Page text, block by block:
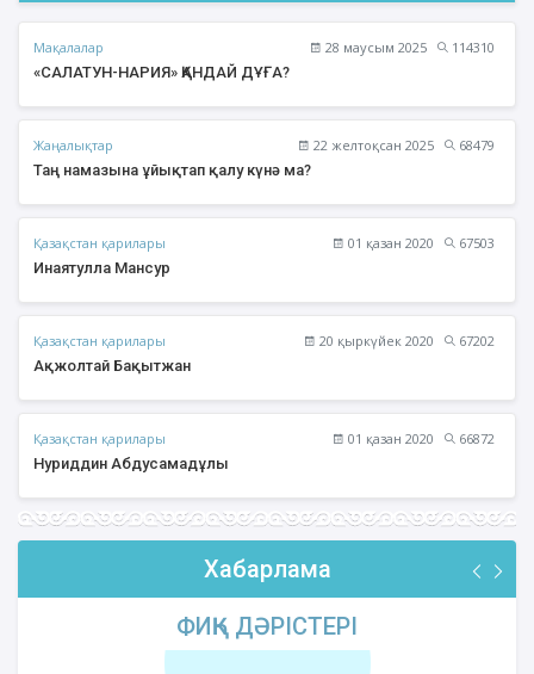
Мақалалар 28 маусым 2025
114310
«САЛАТУН-НАРИЯ» ҚАНДАЙ ДҰҒА?
Жаңалықтар 22 желтоқсан 2025
68479
Таң намазына ұйықтап қалу күнә ма?
Қазақстан қарилары 01 қазан 2020
67503
Инаятулла Мансур
Қазақстан қарилары 20 қыркүйек 2020
67202
Ақжолтай Бақытжан
Қазақстан қарилары 01 қазан 2020
66872
Нуриддин Абдусамадұлы
Хабарлама
ФИҚҺ ДӘРІСТЕРІ